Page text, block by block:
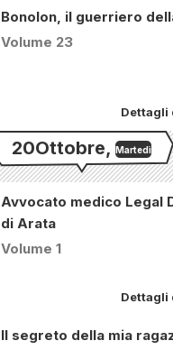
Bonolon, il guerriero
Volume 23
Dettagli
20Ottobre, Martedì
Avvocato medico Legal
di Arata
Volume 1
Dettagli
Il segreto della mia